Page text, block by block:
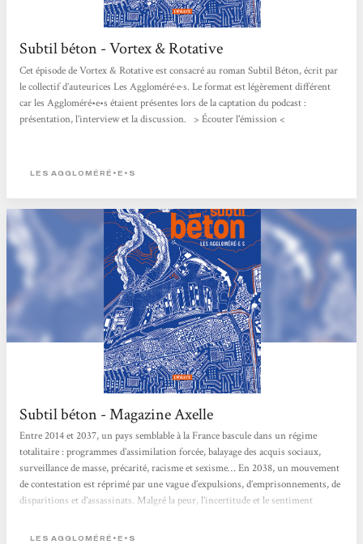
Subtil béton - Vortex & Rotative
Cet épisode de Vortex & Rotative est consacré au roman Subtil Béton, écrit par
le collectif d’auteurices Les Aggloméré·e·s. Le format est légèrement différent
car les Aggloméré•e•s étaient présentes lors de la captation du podcast :
présentation, l’interview et la discussion. > Écouter l'émission <
LES AGGLOMÉRÉ•E•S
Subtil béton - Magazine Axelle
Entre 2014 et 2037, un pays semblable à la France bascule dans un régime
totalitaire : programmes d’assimilation forcée, balayage des acquis sociaux,
surveillance de masse, précarité, racisme et sexisme… En 2038, un mouvement
de contestation est réprimé par une vague d’expulsions, d’emprisonnements, de
disparitions et d’assassinats. Malgré la peur, l’incertitude et le sentiment
liens de tendresse, de solidarité et de complicité, avec l’espoir de faire renaître la
LES AGGLOMÉRÉ•E•S